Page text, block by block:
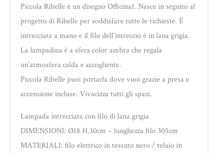
Piccola Ribelle è un disegno Officina1. Nasce in seguito al
progetto di Ribelle per soddisfare tutte le richieste. É
intrecciata a mano e il filo dell’intreccio è in lana grigia.
La lampadina è a sfera color ambra che regala
un’atmosfera calda e accogliente.
Piccola Ribelle puoi portarla dove vuoi grazie a presa e
accensione incluse. Vivacizza tutti gli spazi.
Lampada intrecciata con filo di lana grigia
DIMENSIONI: Ø18 H.30cm – lunghezza filo 305cm
MATERIALI: filo elettrico in tessuto nero / telaio in